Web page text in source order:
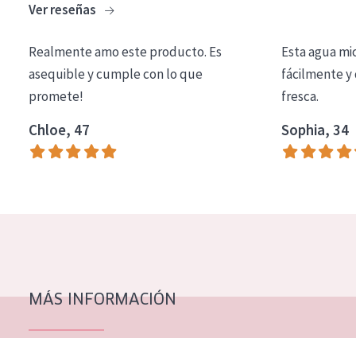
Limpieza
COLECCIÓN
Essentials
Lift+
Piel normal y seca
Piel mixata o grasa
Ver reseñas
Realmente amo este producto. Es
asequible y cumple con lo que
promete!
Chloe, 47
Esta agua
fácilmente y
fresca.
Sophia, 34
MÁS INFORMACIÓN